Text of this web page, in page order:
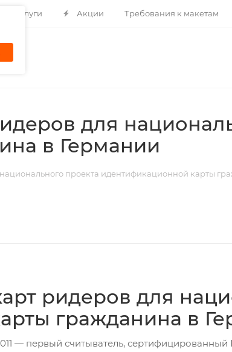
Услуги Акции Требования к макетам
для
в Германии
проекта идентификационной карты
ридеров для
гражданина в
— первый считыватель,